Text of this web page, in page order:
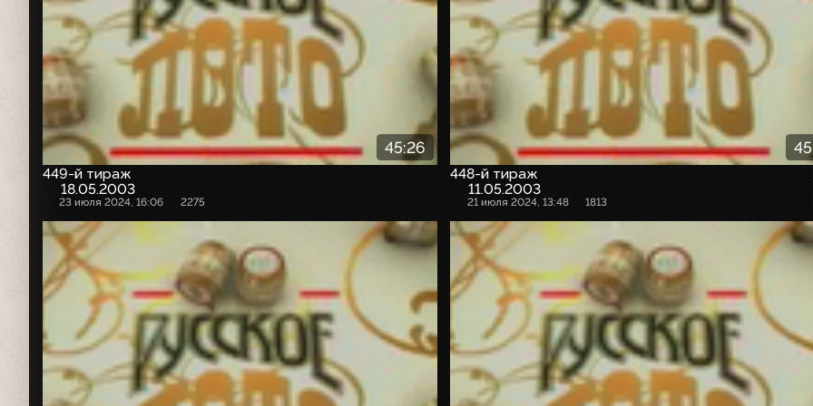
45:26
449-й тираж
18.05.2003
23 июля 2024, 16:06 2275
448-й тираж
11.05.2003
21 июля 2024, 13:48 1813